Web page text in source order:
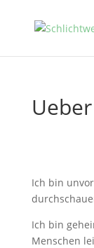
Ich bin
Ich bin
Menschen